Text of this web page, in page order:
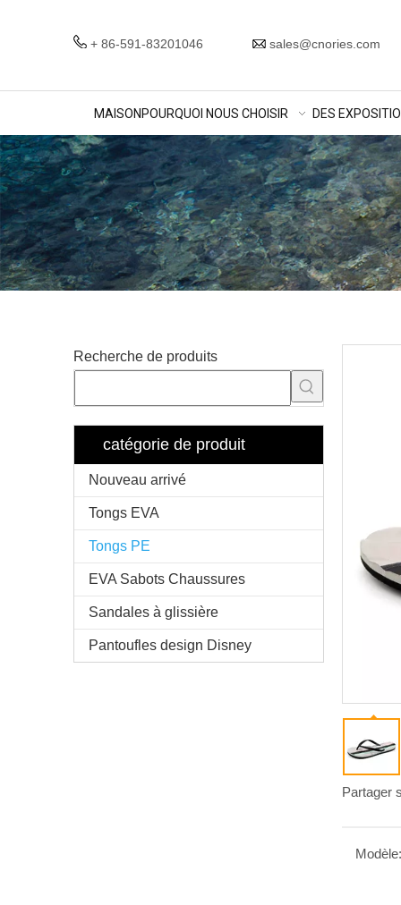
+ 86-591-83201046 sales@cnories.com
MAISON POURQUOI NOUS CHOISIR DES
Recherche de produits
catégorie de produit
Nouveau arrivé
Tongs EVA
Tongs PE
EVA Sabots Chaussures
Sandales à glissière
Pantoufles design Disney
Partager
Modèle: